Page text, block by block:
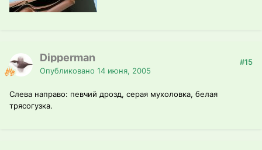
Dipperman
Опубликовано 14 июня, 2005
#15
Слева направо: певчий дрозд, серая мухоловка, белая
трясогузка.